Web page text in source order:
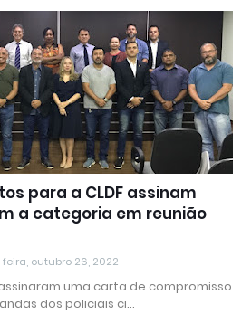
para a CLDF assinam
a categoria em reunião
outubro 26, 2022
uma carta de compromisso
dos policiais ci…